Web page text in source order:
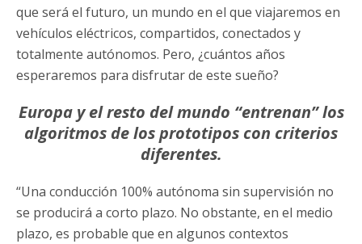
que será el futuro, un mundo en el que viajaremos en
vehículos eléctricos, compartidos, conectados y
totalmente autónomos. Pero, ¿cuántos años
esperaremos para disfrutar de este sueño?
Europa y el resto del mundo “entrenan” los
algoritmos de los prototipos con criterios
diferentes.
“Una conducción 100% autónoma sin supervisión no
se producirá a corto plazo. No obstante, en el medio
plazo, es probable que en algunos contextos